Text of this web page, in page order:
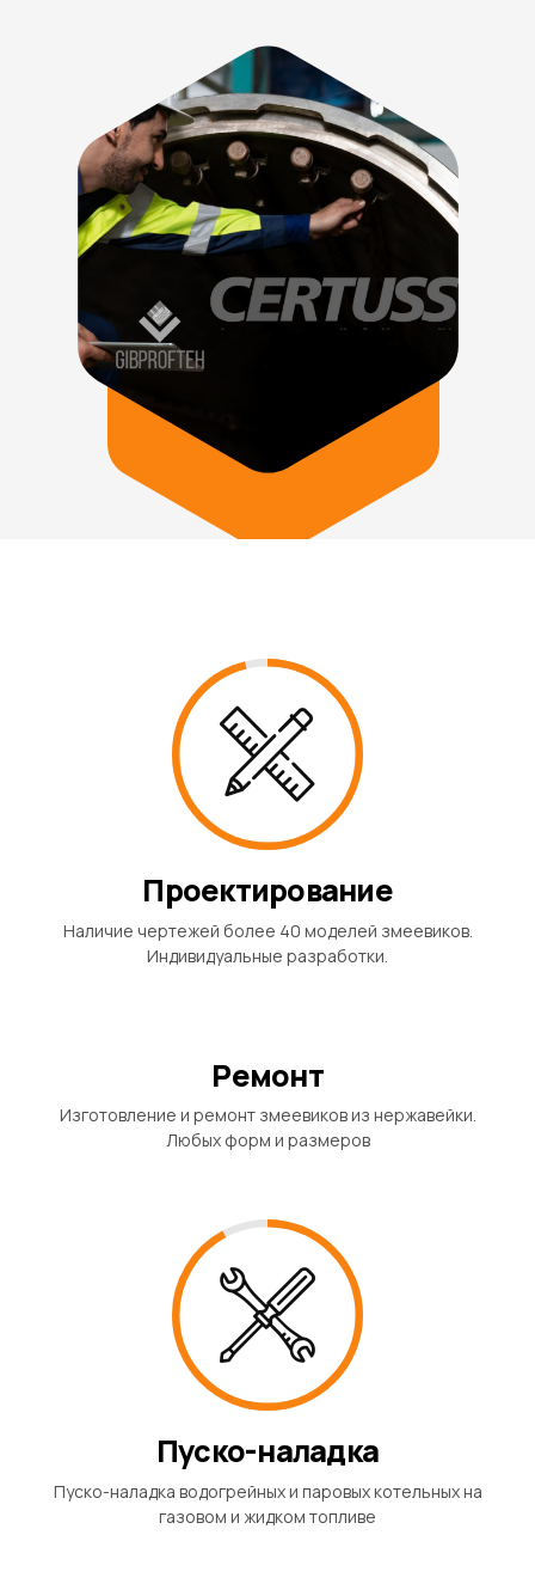
Проектирование
Наличие чертежей более 40 моделей змеевиков.
Индивидуальные разработки.
Ремонт
Изготовление и ремонт змеевиков из нержавейки.
Любых форм и размеров
Пуско-наладка
Пуско-наладка водогрейных и паровых котельных на
газовом и жидком топливе